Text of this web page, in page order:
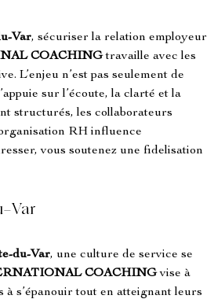
Var, sécuriser la relation employeur
COACHING travaille avec les
L’enjeu n’est pas seulement de
sur l’écoute, la clarté et la
structurés, les collaborateurs
RH influence
vous soutenez une fidelisation
Var
du-Var, une culture de service se
COACHING vise à
s’épanouir tout en atteignant leurs